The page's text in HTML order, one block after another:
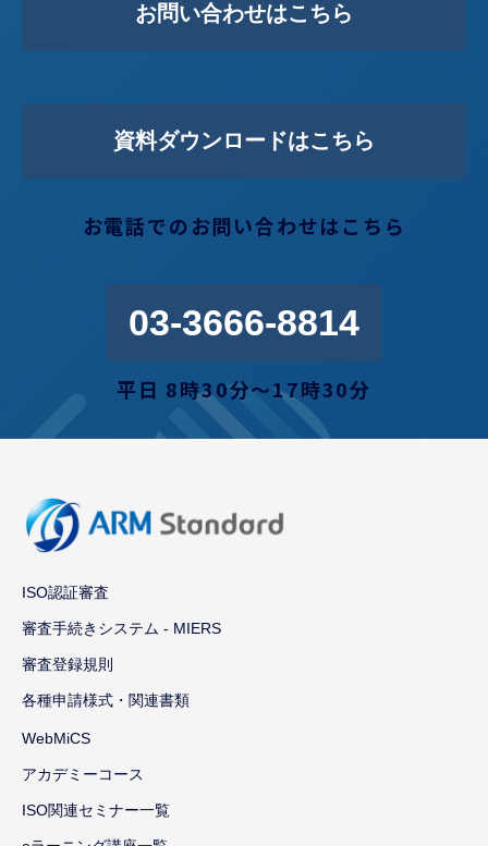
お問い合わせはこちら
資料ダウンロードはこちら
お電話でのお問い合わせはこちら
03-3666-8814
平日 8時30分〜17時30分
ISO認証審査
審査手続きシステム - MIERS
審査登録規則
各種申請様式・関連書類
WebMiCS
アカデミーコース
ISO関連セミナー一覧